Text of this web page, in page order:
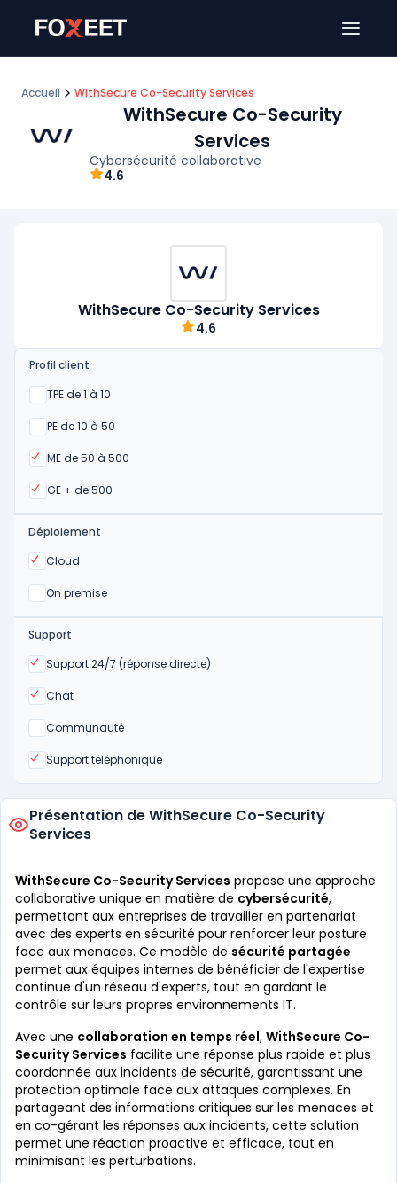
Accueil WithSecure Co-Security Services
WithSecure Co-Security
Services
Cybersécurité collaborative
4.6
WithSecure Co-Security Services
4.6
Profil client
TPE de 1 à 10
Oui
PE de 10 à 50
Oui
ME de 50 à 500
Oui
GE + de 500
Oui
Déploiement
Cloud
Oui
On premise
Oui
Support
Support 24/7 (réponse directe)
Oui
Chat
Oui
Communauté
Non
Support téléphonique
Oui
Présentation de WithSecure Co-Security
Services
WithSecure Co-Security Services propose une approche
collaborative unique en matière de cybersécurité,
permettant aux entreprises de travailler en partenariat
avec des experts en sécurité pour renforcer leur posture
face aux menaces. Ce modèle de sécurité partagée
permet aux équipes internes de bénéficier de l'expertise
continue d'un réseau d'experts, tout en gardant le
contrôle sur leurs propres environnements IT.
Avec une collaboration en temps réel, WithSecure Co-
Security Services facilite une réponse plus rapide et plus
coordonnée aux incidents de sécurité, garantissant une
protection optimale face aux attaques complexes. En
partageant des informations critiques sur les menaces et
en co-gérant les réponses aux incidents, cette solution
permet une réaction proactive et efficace, tout en
minimisant les perturbations.